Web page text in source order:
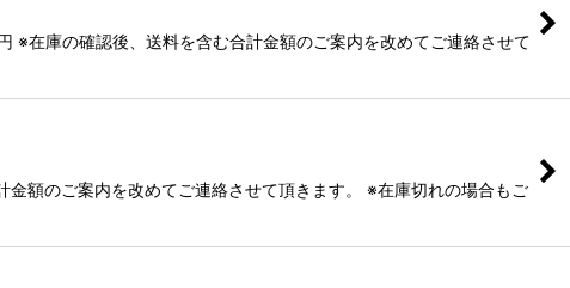
庫の確認後、送料を含む合計金額のご案内を改めてご連絡させて
額のご案内を改めてご連絡させて頂きます。 ※在庫切れの場合もご